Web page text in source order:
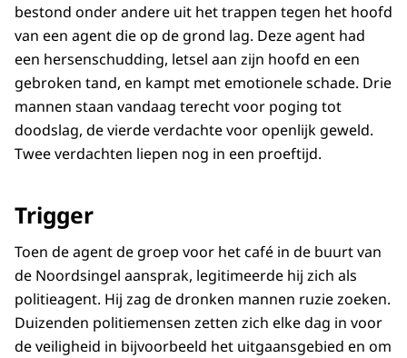
bestond onder andere uit het trappen tegen het hoofd
van een agent die op de grond lag. Deze agent had
een hersenschudding, letsel aan zijn hoofd en een
gebroken tand, en kampt met emotionele schade. Drie
mannen staan vandaag terecht voor poging tot
doodslag, de vierde verdachte voor openlijk geweld.
Twee verdachten liepen nog in een proeftijd.
Trigger
Toen de agent de groep voor het café in de buurt van
de Noordsingel aansprak, legitimeerde hij zich als
politieagent. Hij zag de dronken mannen ruzie zoeken.
Duizenden politiemensen zetten zich elke dag in voor
de veiligheid in bijvoorbeeld het uitgaansgebied en om